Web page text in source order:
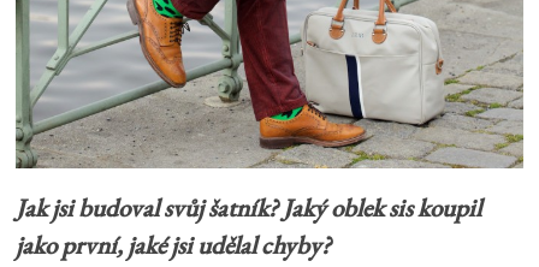
Jak jsi budoval svůj šatník? Jaký oblek sis koupil
jako první, jaké jsi udělal chyby?